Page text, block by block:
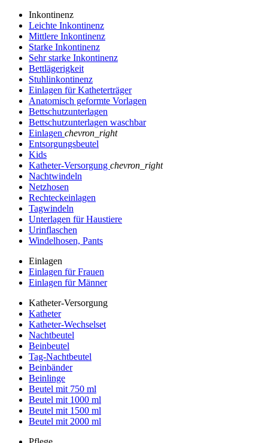
Inkontinenz
Leichte Inkontinenz
Mittlere Inkontinenz
Starke Inkontinenz
Sehr starke Inkontinenz
Bettlägerigkeit
Stuhlinkontinenz
Einlagen für Katheterträger
Anatomisch geformte Vorlagen
Bettschutzunterlagen
Bettschutzunterlagen waschbar
Einlagen chevron_right
Entsorgungsbeutel
Kids
Katheter-Versorgung chevron_right
Nachtwindeln
Netzhosen
Rechteckeinlagen
Tagwindeln
Unterlagen für Haustiere
Urinflaschen
Windelhosen, Pants
Einlagen
Einlagen für Frauen
Einlagen für Männer
Katheter-Versorgung
Katheter
Katheter-Wechselset
Nachtbeutel
Beinbeutel
Tag-Nachtbeutel
Beinbänder
Beinlinge
Beutel mit 750 ml
Beutel mit 1000 ml
Beutel mit 1500 ml
Beutel mit 2000 ml